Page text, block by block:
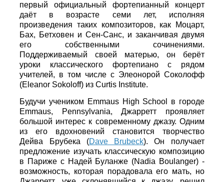
первый официальный фортепианный концерт
даёт в возрасте семи лет, исполняя
произведения таких композиторов, как Моцарт,
Бах, Бетховен и Сен-Санс, и заканчивая двумя
его собственными сочинениями.
Поддерживаемый своей матерью, он берёт
уроки классического фортепиано с рядом
учителей, в том числе с Элеонорой Соколофф
(Eleanor Sokoloff) из Curtis Institute.
Будучи учеником Emmaus High School в городе
Emmaus, Pennsylvania, Джарретт проявляет
большой интерес к современному джазу. Одним
из его вдохновений становится творчество
Дейва Брубека (Dave Brubeck). Он получает
предложение изучать классическую композицию
в Париже с Надей Буланже (Nadia Boulanger) -
возможность, которая порадовала его мать, но